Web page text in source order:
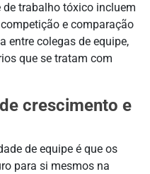
trabalho tóxico incluem
e comparação
entre colegas de equipe,
que se tratam com
crescimento e
de equipe é que os
para si mesmos na